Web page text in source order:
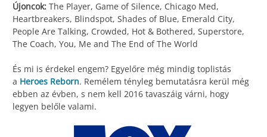
Újoncok: The Player, Game of Silence, Chicago Med,
Heartbreakers, Blindspot, Shades of Blue, Emerald City,
People Are Talking, Crowded, Hot & Bothered, Superstore,
The Coach, You, Me and The End of The World
És mi is érdekel engem? Egyelőre még mindig toplistás
a Heroes Reborn. Remélem tényleg bemutatásra kerül még
ebben az évben, s nem kell 2016 tavaszáig várni, hogy
legyen belőle valami.